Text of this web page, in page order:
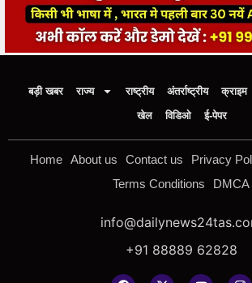
बड़ी खबर राज्य राष्ट्रीय अंतर्राष्ट्रीय क्राइम
खेल
विडिओ ई-पेपर
Home About us Contact us Privacy
Terms Conditions
DMCA
+91 88889 62828